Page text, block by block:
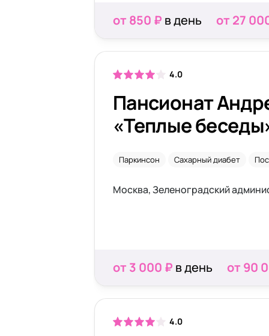
от 850 ₽ в день от 27
4.0
Пансионат
«Теплые
Паркинсон Сахарный диабет
от 3 000 ₽ в день от 90
4.0